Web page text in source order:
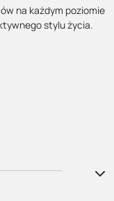
na każdym poziomie
stylu życia.